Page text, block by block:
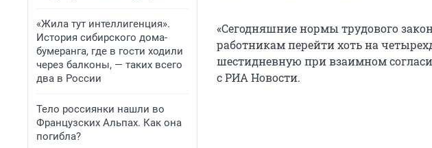
«Жила тут интеллигенция».
История сибирского дома-
бумеранга, где в гости ходили
через балконы, — таких всего
два в России
Тело россиянки нашли во
Французских Альпах. Как она
погибла?
«Сегодняшние нормы трудового
работникам перейти хоть на
шестидневную при взаимном
с РИА Новости.